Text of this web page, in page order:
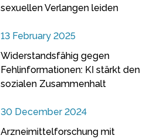
sexuellen Verlangen leiden
13 February 2025
Widerstandsfähig gegen
Fehlinformationen: KI stärkt den
sozialen Zusammenhalt
30 December 2024
Arzneimittelforschung mit